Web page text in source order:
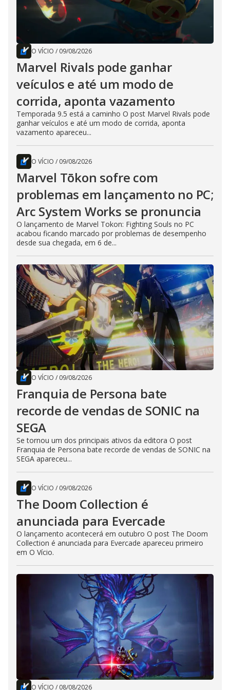
O VÍCIO / 09/08/2026
Marvel Rivals pode ganhar
veículos e até um modo de
corrida, aponta vazamento
Temporada 9.5 está a caminho O post Marvel Rivals pode
ganhar veículos e até um modo de corrida, aponta
vazamento apareceu...
O VÍCIO / 09/08/2026
Marvel Tōkon sofre com
problemas em lançamento no PC;
Arc System Works se pronuncia
O lançamento de Marvel Tokon: Fighting Souls no PC
acabou ficando marcado por problemas de desempenho
desde sua chegada, em 6 de...
O VÍCIO / 09/08/2026
Franquia de Persona bate
recorde de vendas de SONIC na
SEGA
Se tornou um dos principais ativos da editora O post
Franquia de Persona bate recorde de vendas de SONIC na
SEGA apareceu...
O VÍCIO / 09/08/2026
The Doom Collection é
anunciada para Evercade
O lançamento acontecerá em outubro O post The Doom
Collection é anunciada para Evercade apareceu primeiro
em O Vício.
O VÍCIO / 08/08/2026